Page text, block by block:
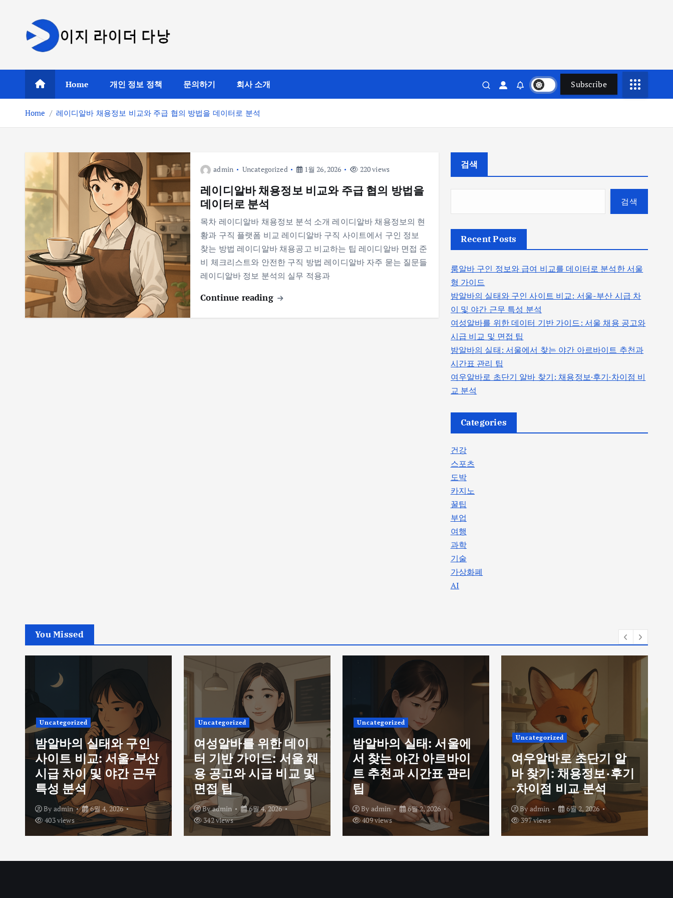
o
t
Home 개인 정보 정책 문의하기 회사 소개 Subscribe
Home 레이디알바 채용정보 비교와 주급 협의 방법을 데이터로 분석
admin Uncategorized 1월 26, 2026 220 views
레이디알바 채용정보 비교와 주급 협의 방법을
데이터로 분석
목차 레이디알바 채용정보 분석 소개 레이디알바 채용정보의 현
황과 구직 플랫폼 비교 레이디알바 구직 사이트에서 구인 정보
찾는 방법 레이디알바 채용공고 비교하는 팁 레이디알바 면접 준
비 체크리스트와 안전한 구직 방법 레이디알바 자주 묻는 질문들
레이디알바 정보 분석의 실무 적용과
Continue reading
검색
검색
Recent Posts
룸알바 구인 정보와 급여 비교를 데이터로 분석한 서울
형 가이드
밤알바의 실태와 구인 사이트 비교: 서울-부산 시급 차
이 및 야간 근무 특성 분석
여성알바를 위한 데이터 기반 가이드: 서울 채용 공고와
시급 비교 및 면접 팁
밤알바의 실태: 서울에서 찾는 야간 아르바이트 추천과
시간표 관리 팁
여우알바로 초단기 알바 찾기: 채용정보·후기·차이점 비
교 분석
Categories
건강
스포츠
도박
카지노
꿀팁
부업
여행
과학
기술
가상화폐
AI
You Missed
Uncategorized
밤알바의 실태와 구인
사이트 비교: 서울-부산
시급 차이 및 야간 근무
특성 분석
By admin
6월 4, 2026
403 views
Uncategorized
여성알바를 위한 데이
터 기반 가이드: 서울 채
용 공고와 시급 비교 및
면접 팁
Byadmin
6월 4, 2026
342 views
Uncategorized
밤알바의 실태: 서울에
서 찾는 야간 아르바이
트 추천과 시간표 관리
팁
By admin
6월 2, 2026
409 views
Uncategorized
여우알바로 초단기 알
바 찾기: 채용정보·후기
·차이점 비교 분석
By admin
6월 2, 2026
397 views